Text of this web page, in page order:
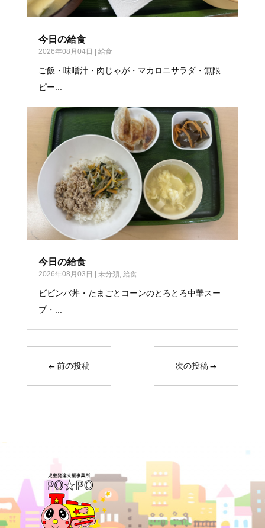
今日の給食
2026年08月04日 | 給食
ご飯・味噌汁・肉じゃが・マカロニサラダ・無限
ピー...
今日の給食
2026年08月03日 | 未分類, 給食
ビビンバ丼・たまごとコーンのとろとろ中華スー
プ・...
←前の投稿 次の投稿→